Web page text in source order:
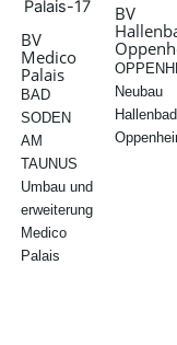
BV
Medico
Palais
BAD
SODEN
AM
TAUNUS
Umbau und
erweiterung
Medico
Palais
BV
Neubau
Hallenbad